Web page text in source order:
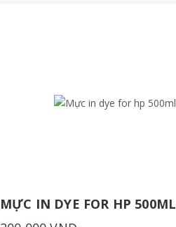
MỰC IN DYE FOR HP 500ML